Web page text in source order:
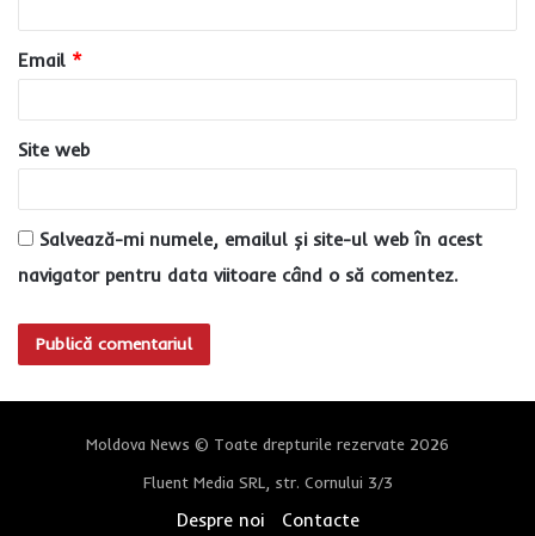
*
Email *
Site web
Salvează-mi numele, emailul și site-ul web în acest
navigator pentru data viitoare când o să comentez.
Moldova News © Toate drepturile rezervate 2026
Fluent Media SRL, str. Cornului 3/3
Despre noi Contacte